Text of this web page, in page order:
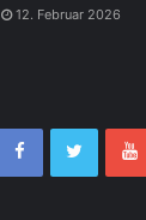
12. Februar 2026